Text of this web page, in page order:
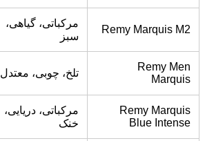
Remy Marquis M2
مرکباتی، گیاهی،
سبز
Remy Men
Marquis
تلخ، چوبی، معتدل
Remy Marquis
Blue Intense
مرکباتی، دریایی،
خنک